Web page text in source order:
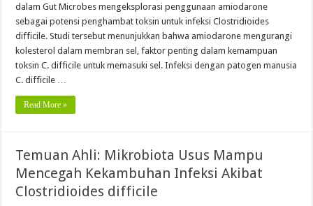
dalam Gut Microbes mengeksplorasi penggunaan amiodarone
sebagai potensi penghambat toksin untuk infeksi Clostridioides
difficile. Studi tersebut menunjukkan bahwa amiodarone mengurangi
kolesterol dalam membran sel, faktor penting dalam kemampuan
toksin C. difficile untuk memasuki sel. Infeksi dengan patogen manusia
C. difficile …
Read More »
Temuan Ahli: Mikrobiota Usus Mampu
Mencegah Kekambuhan Infeksi Akibat
Clostridioides difficile